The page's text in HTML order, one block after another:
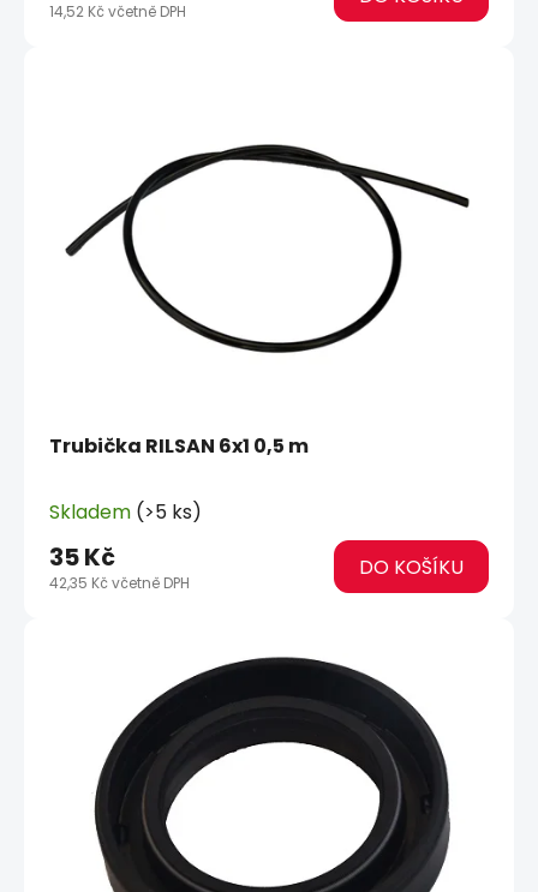
14,52 Kč včetně DPH
Trubička RILSAN 6x1 0,5 m
Skladem (>5 ks)
42,35 Kč včetně DPH
35 Kč DO KOŠÍKU